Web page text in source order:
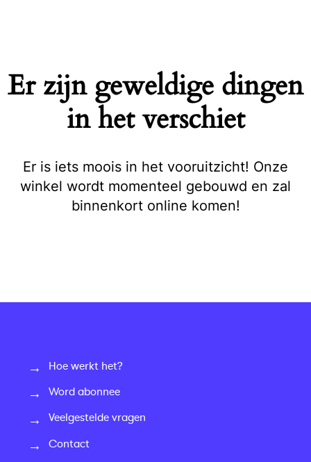
Er zijn geweldige dingen
in het verschiet
Er is iets moois in het vooruitzicht! Onze
winkel wordt momenteel gebouwd en zal
binnenkort online komen!
Hoe werkt het?
Word abonnee
Veelgestelde vragen
Contact